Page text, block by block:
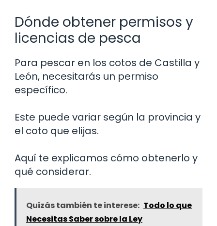
Dónde obtener permisos y
licencias de pesca
Para pescar en los cotos de Castilla y
León, necesitarás un permiso
específico.
Este puede variar según la provincia y
el coto que elijas.
Aquí te explicamos cómo obtenerlo y
qué considerar.
Quizás también te interese: Todo lo que
Necesitas Saber sobre la Ley